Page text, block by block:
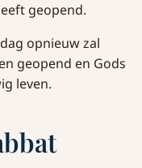
geopend.
opnieuw zal
geopend en Gods
leven.